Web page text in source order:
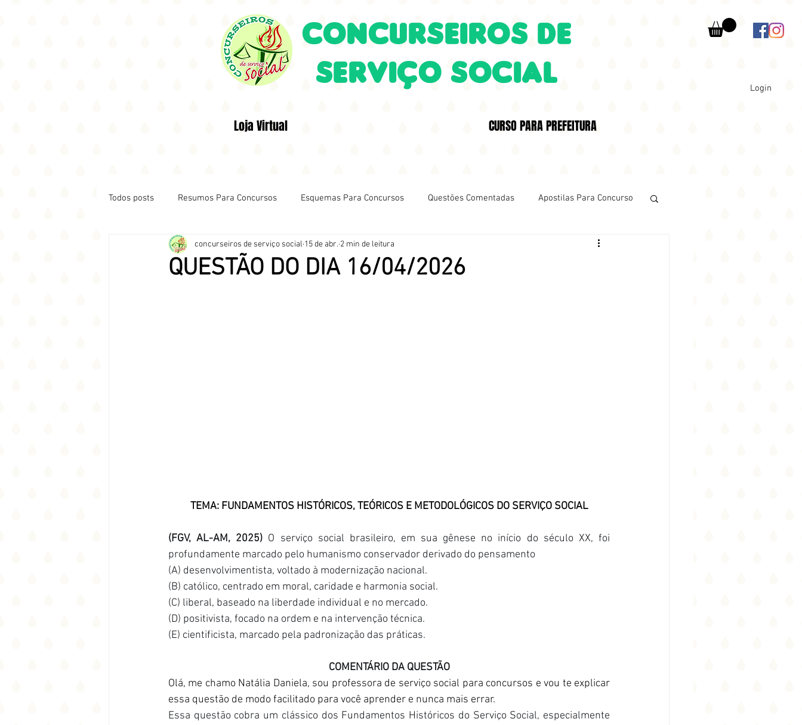
CONCURSEIROS DE
SERVIÇO SOCIAL
Login
Loja Virtual CURSO PARA PREFEITURA
Todos posts Resumos Para Concursos Esquemas Para Concursos Questões Comentadas Apostilas Para Concurso
Notícias de Concursos HORA DA QUESTÃO Aprendendo Com Os Concurseiros
QUESTÃO DO DIA 16/04/2026
concurseiros de serviço social 15 de abr. 2 min de leitura
TEMA: FUNDAMENTOS HISTÓRICOS, TEÓRICOS E METODOLÓGICOS DO SERVIÇO SOCIAL
(FGV, AL-AM, 2025) O serviço social brasileiro, em sua gênese no início do século XX, foi
profundamente marcado pelo humanismo conservador derivado do pensamento
(A) desenvolvimentista, voltado à modernização nacional.
(B) católico, centrado em moral, caridade e harmonia social.
(C) liberal, baseado na liberdade individual e no mercado.
(D) positivista, focado na ordem e na intervenção técnica.
(E) cientificista, marcado pela padronização das práticas.
COMENTÁRIO DA QUESTÃO
Olá, me chamo Natália Daniela, sou professora de serviço social para concursos e vou te explicar
essa questão de modo facilitado para você aprender e nunca mais errar.
Essa questão cobra um clássico dos Fundamentos Históricos do Serviço Social, especialmente